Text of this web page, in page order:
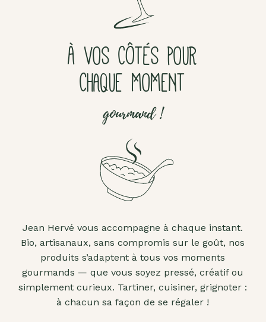
À VOS CÔTÉS POUR
CHAQUE MOMENT
gourmand !
Jean Hervé vous accompagne à chaque instant.
Bio, artisanaux, sans compromis sur le goût, nos
produits s’adaptent à tous vos moments
gourmands — que vous soyez pressé, créatif ou
simplement curieux. Tartiner, cuisiner, grignoter :
à chacun sa façon de se régaler !